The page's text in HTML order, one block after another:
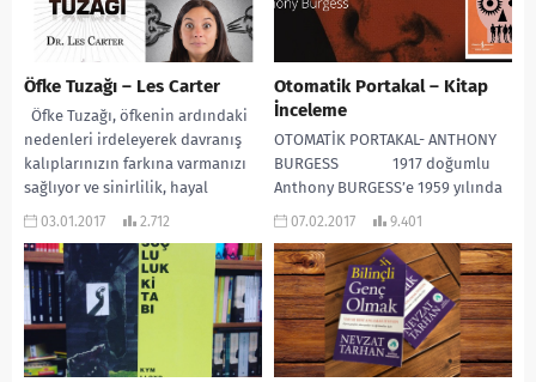
Öfke Tuzağı – Les Carter
Öfke Tuzağı, öfkenin ardındaki
nedenleri irdeleyerek davranış
kalıplarınızın farkına varmanızı
sağlıyor ve sinirlilik, hayal
kırıklığı, sürekli kusur bulma
03.01.2017 2.712
Otomatik Portakal – Kitap
İnceleme
OTOMATİK PORTAKAL- ANTHONY
BURGESS 1917 doğumlu
Anthony BURGESS’e 1959 yılında
ameliyat edilemez bir...
07.02.2017 9.401